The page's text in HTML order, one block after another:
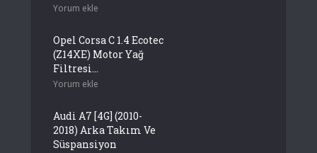
Yorum ekle
Opel Corsa C 1.4 Ecotec
(Z14XE) Motor Yağ
Filtresi...
Yorum ekle
Audi A7 [4G] (2010-
2018) Arka Takım Ve
Süspansiyon